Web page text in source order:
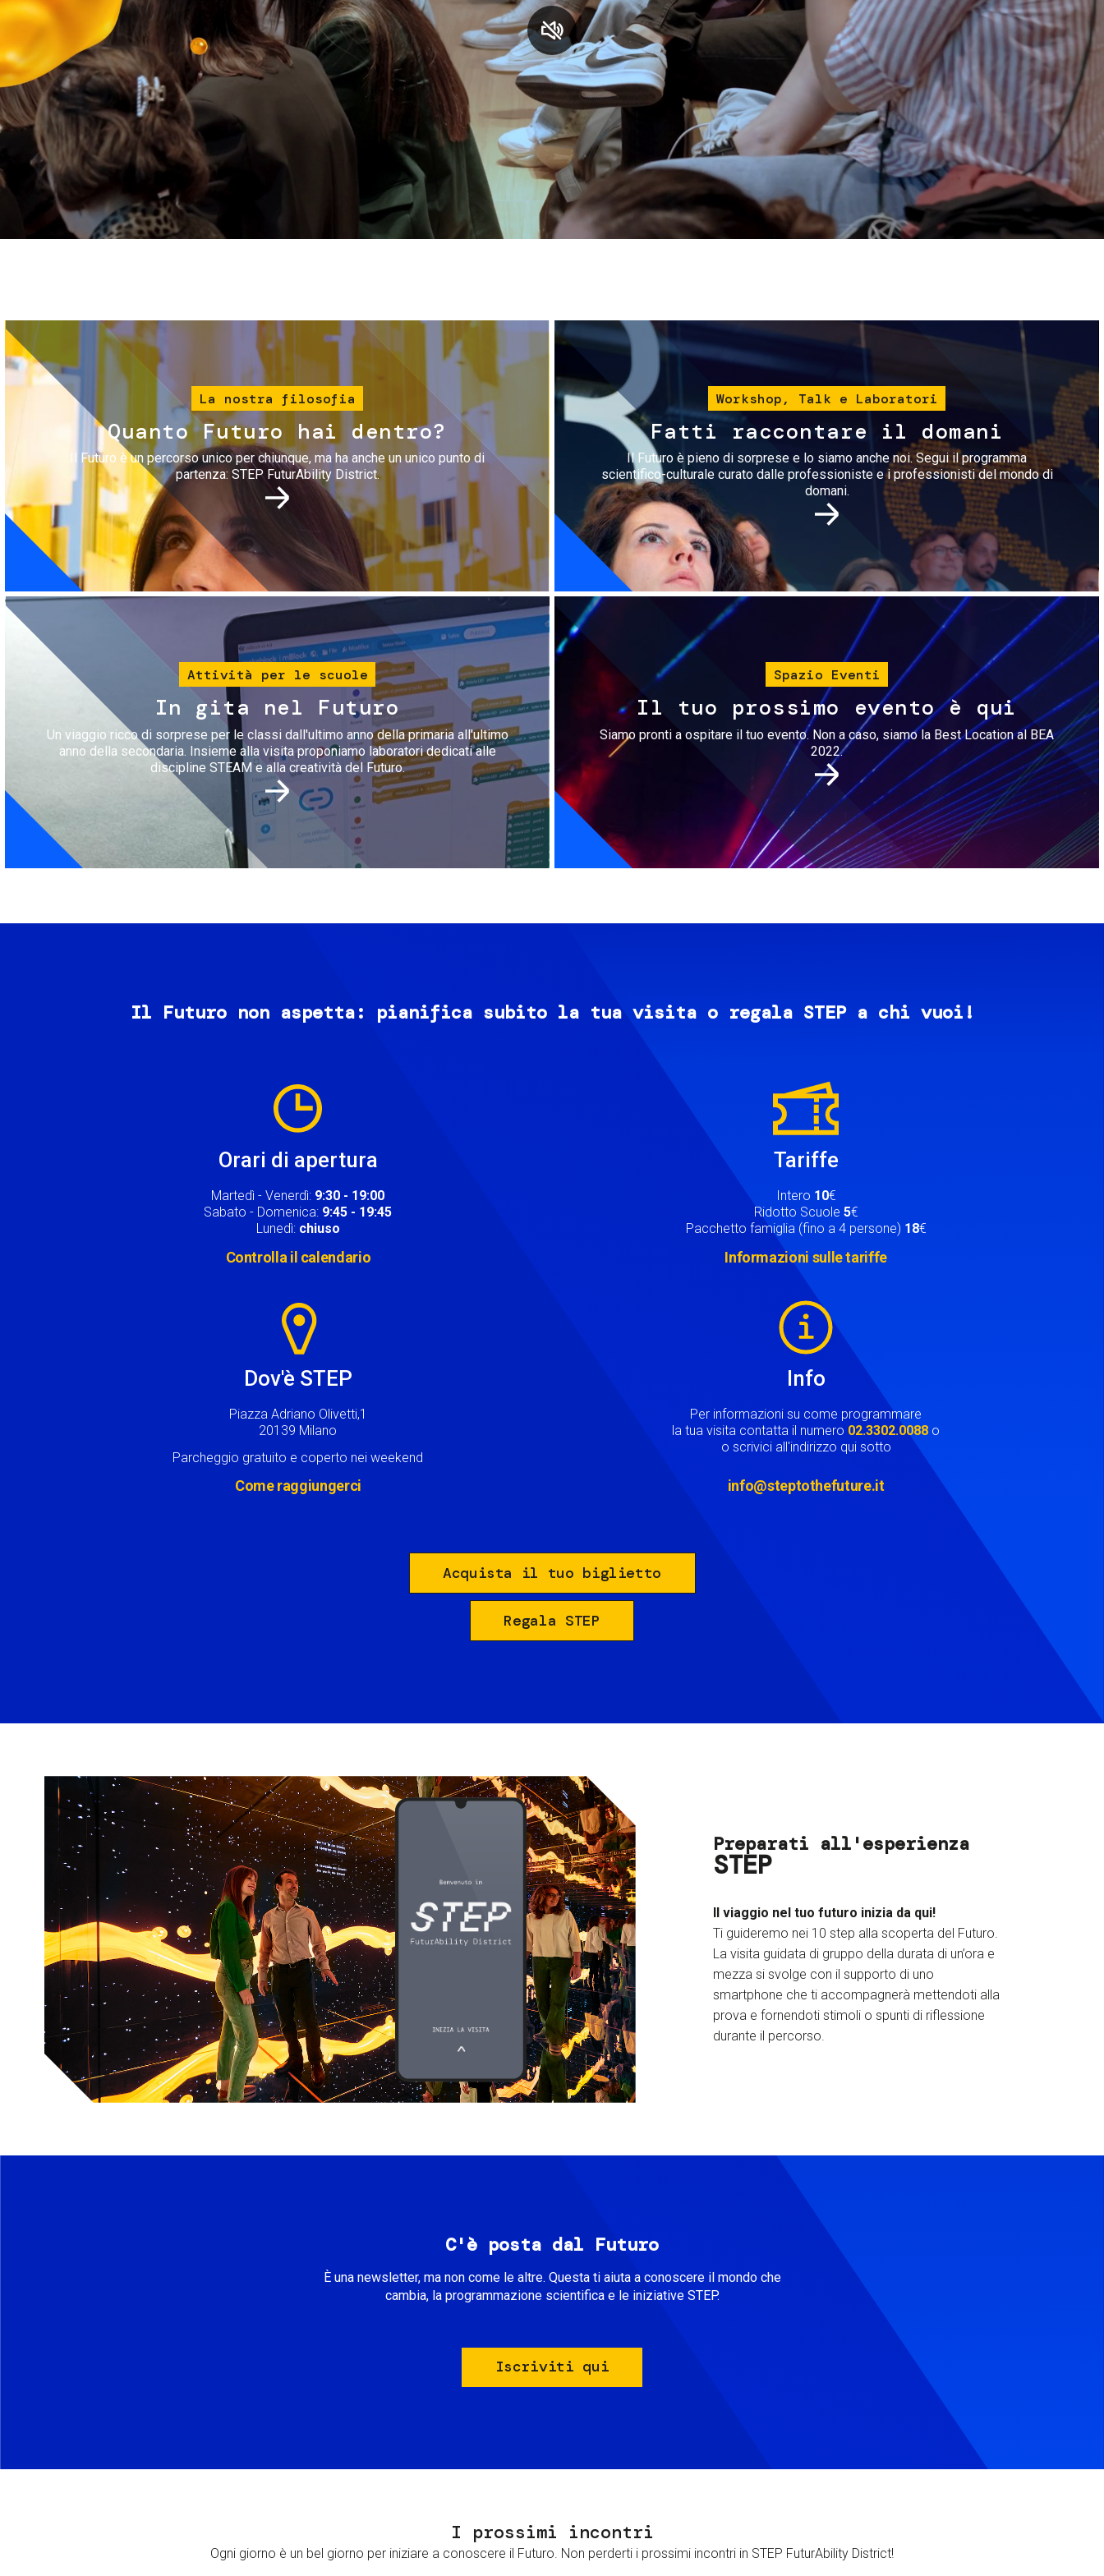
Servizi e accessibilità
Contatti
Biglietti
Immagine
La nostra filosofia
Quanto Futuro hai dentro?
Il Futuro è un percorso unico per chiunque, ma ha anche un unico punto di
partenza: STEP FuturAbility District.
Immagine
Workshop, Talk e Laboratori
Fatti raccontare il domani
Il Futuro è pieno di sorprese e lo siamo anche noi. Segui il programma
scientifico-culturale curato dalle professioniste e i professionisti del mondo di
domani.
Immagine
Attività per le scuole
In gita nel Futuro
Un viaggio ricco di sorprese per le classi dall'ultimo anno della primaria all'ultimo
anno della secondaria. Insieme alla visita proponiamo laboratori dedicati alle
discipline STEAM e alla creatività del Futuro.
Immagine
Spazio Eventi
Il tuo prossimo evento è qui
Siamo pronti a ospitare il tuo evento. Non a caso, siamo la Best Location al BEA
2022.
Il Futuro non aspetta: pianifica subito la tua visita o regala STEP a chi vuoi!
Orari di apertura
Martedì - Venerdì: 9:30 - 19:00
Sabato - Domenica: 9:45 - 19:45
Lunedì: chiuso
Controlla il calendario
Tariffe
Intero 10€
Ridotto Scuole 5€
Pacchetto famiglia (fino a 4 persone) 18€
Informazioni sulle tariffe
Dov'è STEP
Piazza Adriano Olivetti,1
20139 Milano
Parcheggio gratuito e coperto nei weekend
Come raggiungerci
Info
Per informazioni su come programmare
la tua visita contatta il numero 02.3302.0088 o
o scrivici all'indirizzo qui sotto
info@steptothefuture.it
Acquista il tuo biglietto
Regala STEP
Preparati all'esperienza
STEP
Il viaggio nel tuo futuro inizia da qui!
Ti guideremo nei 10 step alla scoperta del Futuro.
La visita guidata di gruppo della durata di un’ora e
mezza si svolge con il supporto di uno
smartphone che ti accompagnerà mettendoti alla
prova e fornendoti stimoli o spunti di riflessione
durante il percorso.
C'è posta dal Futuro
È una newsletter, ma non come le altre. Questa ti aiuta a conoscere il mondo che
cambia, la programmazione scientifica e le iniziative STEP.
Iscriviti qui
I prossimi incontri
Ogni giorno è un bel giorno per iniziare a conoscere il Futuro. Non perderti i prossimi incontri in STEP FuturAbility District!